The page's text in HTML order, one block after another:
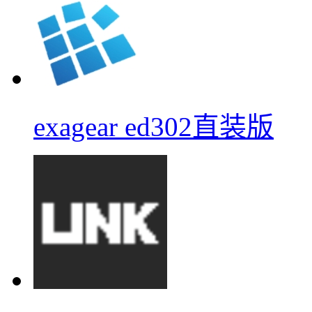
exagear ed302直装版